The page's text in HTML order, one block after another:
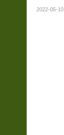
2022-05-10